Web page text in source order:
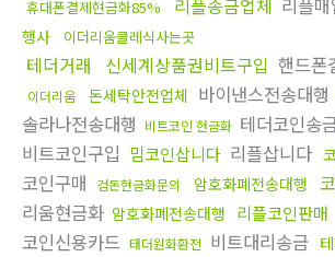
휴대폰결제현금화85% 리플송금업체 리플매
행사
이더리움클레식사는곳
테더거래 신세계상품권비트구입 핸드폰
이더리움 돈세탁안전업체 바이낸스전송대행
솔라나전송대행 비트코인 현금화 테더코인송
비트코인구입 밈코인삽니다 리플삽니다
코인구매
검돈현금화문의 암호화폐전송대행
리움현금화 암호화폐전송대행 리플코인판매
코인신용카드 태더원화환전 비트대리송금